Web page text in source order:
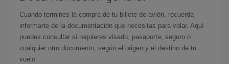
Cuando termines la compra de tu billete de avión, recuerda
informarte de la documentación que necesitas para volar. Aquí
puedes consultar si requieres visado, pasaporte, seguro o
cualquier otro documento, según el origen y el destino de tu
vuelo.